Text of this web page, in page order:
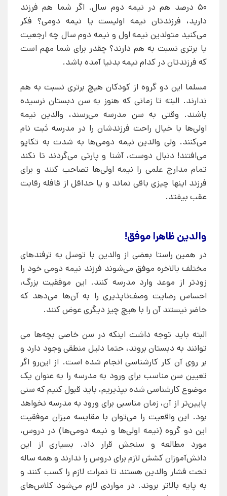
50 درصد هم در نیمه دوم سال. اگر شما هم فرزند
دارید، فرزندتان نیمه اولیست یا نیمه دومی؟ فکر
می‌کنید متولدین نیمه اول و نیمه دوم سال چه ارجعیت
یا برتری نسبت به هم دارند؟ چقدر برای شما مهم است
که فرزندتان در کدام نیمه بدنیا آمده باشد.
مسلما این دو گروه از کودکان هیچ برتری نسبت به هم
ندارند. البته تا زمانی که هنوز به سن دبستان نرسیده
باشند. وقتی به سن مدرسه می‌رسند، والدین نیمه
اولی‌ها با خیال راحت فرزندشان را در مدرسه ثبت نام
می‌کنند. ولی والدین نیمه دومی‌ها به شدت به تکاپو
می‌افتند! دنبال دوست، آشنا و پارتی می‌گردند تا نکند
تمام مدارج علمی را نیمه اولی‌ها تصاحب کنند و برای
فرزند اینها چیزی باقی نماند و یا حداقل از قافله رقابت
عقب بیفتد.
والدین ظاهرا موفق!
در همین راستا بعضی از والدین با توسل به ترفندهای
مختلف بالاخره موفق می‌شوند فرزند نیمه دومی خود را
زودتر از موعد وارد مدرسه کنند. این موفقیت بزرگ،
احساس رضایت وصف‌ناپذیری را به آن‌ها می‌دهد که
حاضر نیستند آن را با هیچ چیز دیگری عوض کنند.
البته باید توجه داشت اینکه در سن خاصی بچه‌ها می
توانند به دبستان بروند، حتما دلیل منطقی وجود دارد و
بر روی آن کار کارشناسی انجام شده است. از این‌رو اگر
تعیین سن مناسب برای ورود به مدرسه را به عنوان یک
موضوع کارشناسی شده بپذیریم، باید قبول کنیم که سنی
پایین‌تر از آن، زمان مناسبی برای ورود به مدرسه نخواهد
بود. این واقعیت را می‌توان با مقایسه میزان موفقیت
این دو گروه (نیمه اولی‌ها و نیمه دومی‌ها) در دروس،
مورد مطالعه و سنجش قرار داد. بسیاری از این
دانش‌آموزان کشش لازم برای دروس را ندارند و همه ساله
تحت فشار والدین هستند تا نمرات لازم را کسب کنند و
به پایه بالاتر بروند. در مواردی لازم می‌شود کلاس‌های